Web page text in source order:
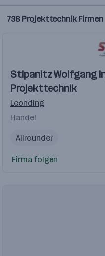
738 Projekttechnik Firmen
Stipanitz Wolfgang
Projekttechnik
Leonding
Handel
Allrounder
Firma folgen